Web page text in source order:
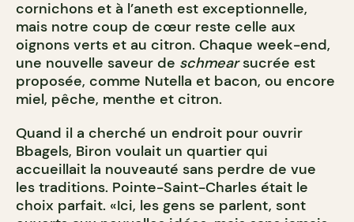
cornichons et à l’aneth est exceptionnelle,
mais notre coup de cœur reste celle aux
oignons verts et au citron. Chaque week-end,
une nouvelle saveur de schmearsucrée est
proposée, comme Nutella et bacon, ou encore
miel, pêche, menthe et citron.
Quand il a cherché un endroit pour ouvrir
Bbagels, Biron voulait un quartier qui
accueillait la nouveauté sans perdre de vue
les traditions. Pointe-Saint-Charles était le
choix parfait. «Ici, les gens se parlent, sont